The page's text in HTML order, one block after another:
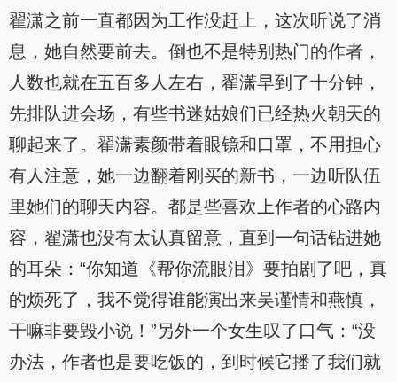
翟潇之前一直都因为工作没赶上，这次听说了消
息，她自然要前去。倒也不是特别热门的作者，
人数也就在五百多人左右，翟潇早到了十分钟，
先排队进会场，有些书迷姑娘们已经热火朝天的
聊起来了。翟潇素颜带着眼镜和口罩，不用担心
有人注意，她一边翻着刚买的新书，一边听队伍
里她们的聊天内容。都是些喜欢上作者的心路内
容，翟潇也没有太认真留意，直到一句话钻进她
的耳朵：“你知道《帮你流眼泪》要拍剧了吧，真
的烦死了，我不觉得谁能演出来吴谨情和燕慎，
干嘛非要毁小说！”另外一个女生叹了口气：“没
办法，作者也是要吃饭的，到时候它播了我们就